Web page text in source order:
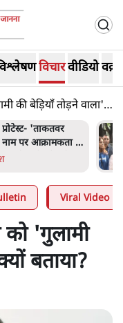
विचारवीडियो
की बेड़ियाँ तोड़ने वाला'
'युवाओं को
जा रहा है, पर मोदी-
की हिम्मत नहीं'-
Viral Video
को 'गुलामी
बताया?